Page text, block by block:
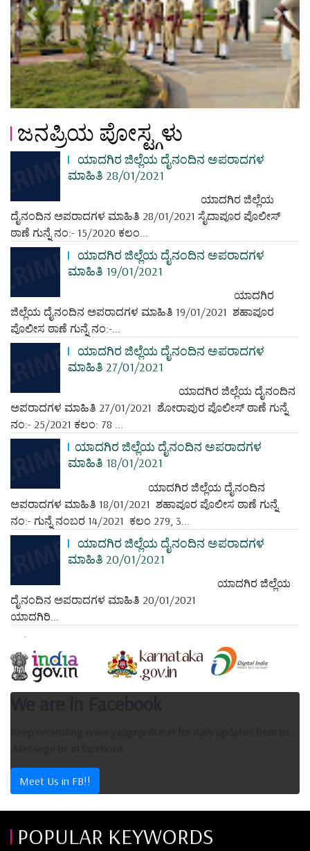
Previous Next
ಜನಪ್ರಿಯ ಪೋಸ್ಟ್ಗಳು
ಯಾದಗಿರ ಜಿಲ್ಲೆಯ ದೈನಂದಿನ ಅಪರಾದಗಳ
ಮಾಹಿತಿ 28/01/2021
ಯಾದಗಿರ ಜಿಲ್ಲೆಯ
ದೈನಂದಿನ ಅಪರಾದಗಳ ಮಾಹಿತಿ 28/01/2021 ಸೈದಾಪೂರ ಪೊಲೀಸ್
ಠಾಣೆ ಗುನ್ನೆ ನಂ:- 15/2020 ಕಲಂ...
ಯಾದಗಿರ ಜಿಲ್ಲೆಯ ದೈನಂದಿನ ಅಪರಾದಗಳ
ಮಾಹಿತಿ 19/01/2021
ಯಾದಗಿರ
ಜಿಲ್ಲೆಯ ದೈನಂದಿನ ಅಪರಾದಗಳ ಮಾಹಿತಿ 19/01/2021 ಶಹಾಪೂರ
ಪೊಲೀಸ ಠಾಣೆ ಗುನ್ನೆ ನಂ:-...
ಯಾದಗಿರ ಜಿಲ್ಲೆಯ ದೈನಂದಿನ ಅಪರಾದಗಳ
ಮಾಹಿತಿ 27/01/2021
ಯಾದಗಿರ ಜಿಲ್ಲೆಯ ದೈನಂದಿನ
ಅಪರಾದಗಳ ಮಾಹಿತಿ 27/01/2021 ಶೋರಾಪುರ ಪೊಲೀಸ್ ಠಾಣೆ ಗುನ್ನೆ
ನಂ:- 25/2021 ಕಲಂ: 78 ...
ಯಾದಗಿರ ಜಿಲ್ಲೆಯ ದೈನಂದಿನ ಅಪರಾದಗಳ
ಮಾಹಿತಿ 18/01/2021
ಯಾದಗಿರ ಜಿಲ್ಲೆಯ ದೈನಂದಿನ
ಅಪರಾದಗಳ ಮಾಹಿತಿ 18/01/2021 ಶಹಾಪೂರ ಪೊಲೀಸ ಠಾಣೆ ಗುನ್ನೆ
ನಂ:- ಗುನ್ನೆ ನಂಬರ 14/2021 ಕಲಂ 279, 3...
ಯಾದಗಿರ ಜಿಲ್ಲೆಯ ದೈನಂದಿನ ಅಪರಾದಗಳ
ಮಾಹಿತಿ 20/01/2021
ಯಾದಗಿರ ಜಿಲ್ಲೆಯ
ದೈನಂದಿನ ಅಪರಾದಗಳ ಮಾಹಿತಿ 20/01/2021
ಯಾದಗಿರಿ...
Meet Us in FB!!
POPULAR KEYWORDS